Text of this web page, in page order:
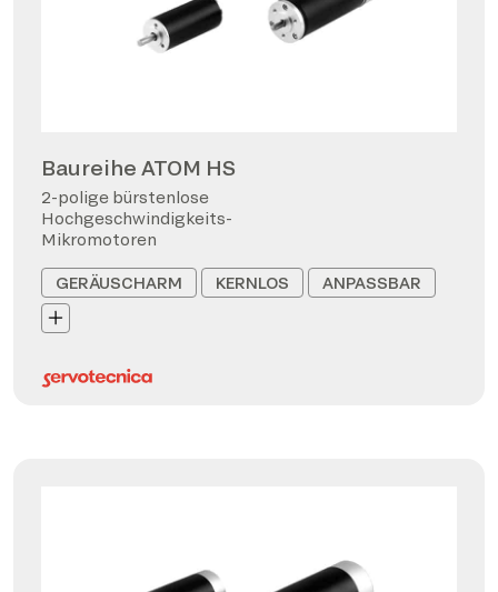
Baureihe ATOM HS
2-polige bürstenlose
Hochgeschwindigkeits-
Mikromotoren
GERÄUSCHARM KERNLOS ANPASSBAR